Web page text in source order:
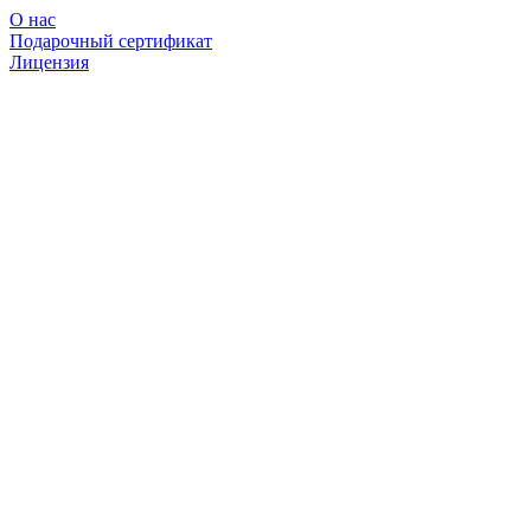
О нас
Подарочный сертификат
Лицензия